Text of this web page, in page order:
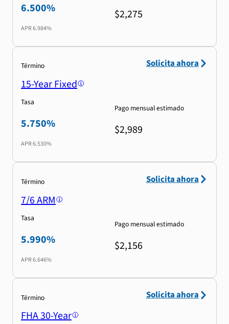
6.500%
APR6.984%
$2,275
Término
15-Year Fixed
Tasa
5.750%
APR6.530%
Pago mensual estimado
$2,989
Solicita ahora
Término
7/6 ARM
Tasa
5.990%
APR6.646%
Pago mensual estimado
$2,156
Solicita ahora
Término
FHA 30-Year
Solicita ahora